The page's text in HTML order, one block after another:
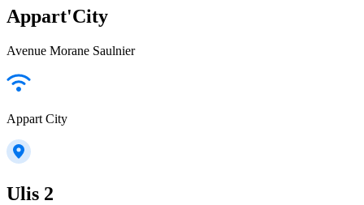
Appart'City
Avenue Morane Saulnier
Appart City
Ulis 2